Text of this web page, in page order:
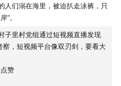
Legacies
System
人们溺在海里，被迫扒走泳裤，只
”。
子里村党组通过短视频直播发现
察，短视频平台像双刃剑，要看大
赞